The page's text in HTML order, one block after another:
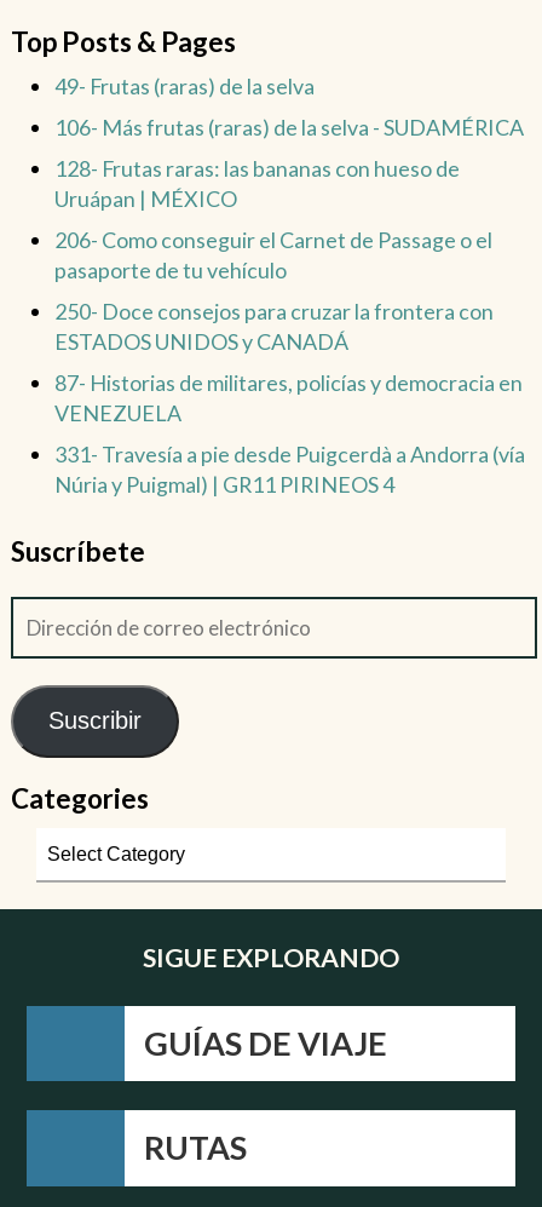
Top Posts & Pages
49- Frutas (raras) de la selva
106- Más frutas (raras) de la selva - SUDAMÉRICA
128- Frutas raras: las bananas con hueso de
Uruápan | MÉXICO
206- Como conseguir el Carnet de Passage o el
pasaporte de tu vehículo
250- Doce consejos para cruzar la frontera con
ESTADOS UNIDOS y CANADÁ
87- Historias de militares, policías y democracia en
VENEZUELA
331- Travesía a pie desde Puigcerdà a Andorra (vía
Núria y Puigmal) | GR11 PIRINEOS 4
Suscríbete
Suscribir
Categories
SIGUE EXPLORANDO
GUÍAS DE VIAJE
RUTAS